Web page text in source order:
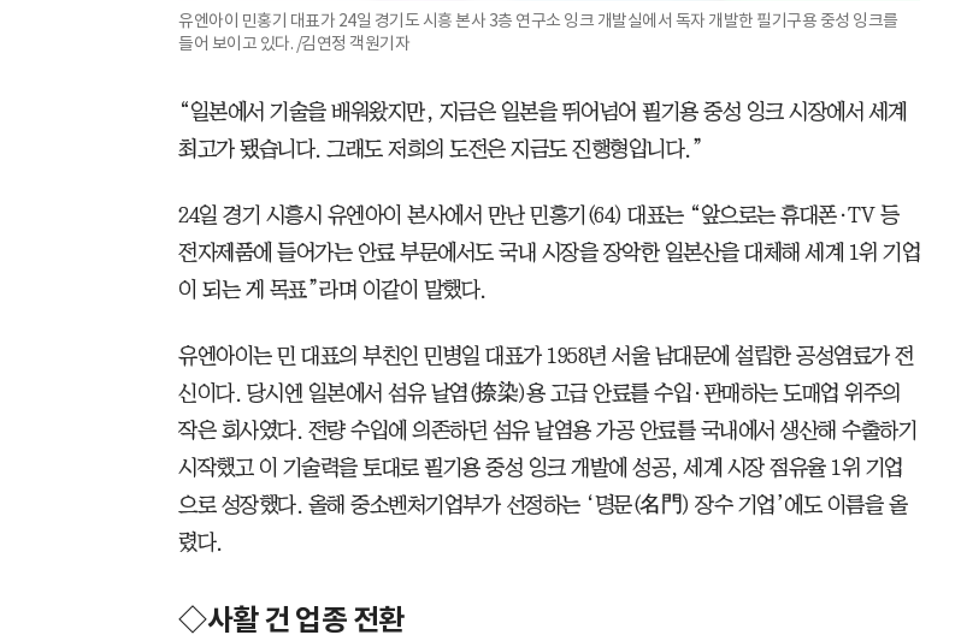
유엔아이 민홍기 대표가 24일 경기도 시흥 본사 3층 연구소 잉크 개발실에서 독자 개발한 필기구용 중성 잉크를
들어 보이고 있다. /김연정 객원기자
“일본에서 기술을 배워왔지만, 지금은 일본을 뛰어넘어 필기용 중성 잉크 시장에서 세계
최고가 됐습니다. 그래도 저희의 도전은 지금도 진행형입니다.”
24일 경기 시흥시 유엔아이 본사에서 만난 민홍기(64) 대표는 “앞으로는 휴대폰·TV 등
전자제품에 들어가는 안료 부문에서도 국내 시장을 장악한 일본산을 대체해 세계 1위 기업
이 되는 게 목표”라며 이같이 말했다.
유엔아이는 민 대표의 부친인 민병일 대표가 1958년 서울 남대문에 설립한 공성염료가 전
신이다. 당시엔 일본에서 섬유 날염(捺染)용 고급 안료를 수입·판매하는 도매업 위주의
작은 회사였다. 전량 수입에 의존하던 섬유 날염용 가공 안료를 국내에서 생산해 수출하기
시작했고 이 기술력을 토대로 필기용 중성 잉크 개발에 성공, 세계 시장 점유율 1위 기업
으로 성장했다. 올해 중소벤처기업부가 선정하는 ‘명문(名門) 장수 기업’에도 이름을 올
렸다.
◇사활 건 업종 전환